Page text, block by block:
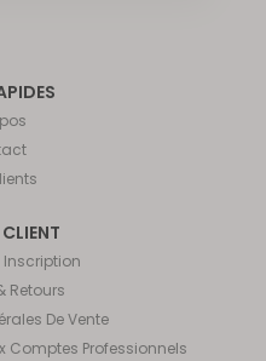
Retours
De Vente
Comptes Professionnels